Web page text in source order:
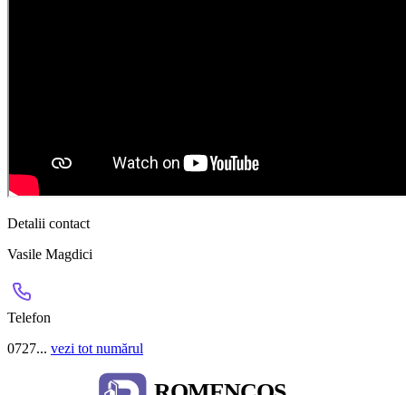
Detalii contact
Vasile Magdici
Telefon
0727... vezi tot numărul